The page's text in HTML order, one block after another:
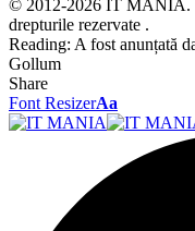
© 2012-2026 IT MANIA.
drepturile rezervate .
Reading: A fost anunțată
Gollum
Share
Font ResizerAa